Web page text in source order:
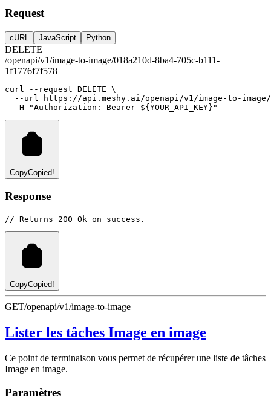
Request
cURL JavaScript Python
DELETE
/openapi/v1/image-to-image/018a210d-8ba4-705c-b111-
1f1776f7f578
curl --request DELETE \
--url
https://api.meshy.ai/openapi/v1/image-to-image/
-H
"Authorization: Bearer ${YOUR_API_KEY}"
CopyCopied!
Response
// Returns 200 Ok on success.
CopyCopied!
GET/openapi/v1/image-to-image
Lister les tâches Image en image
Ce point de terminaison vous permet de récupérer une liste de tâches
Image en image.
Paramètres